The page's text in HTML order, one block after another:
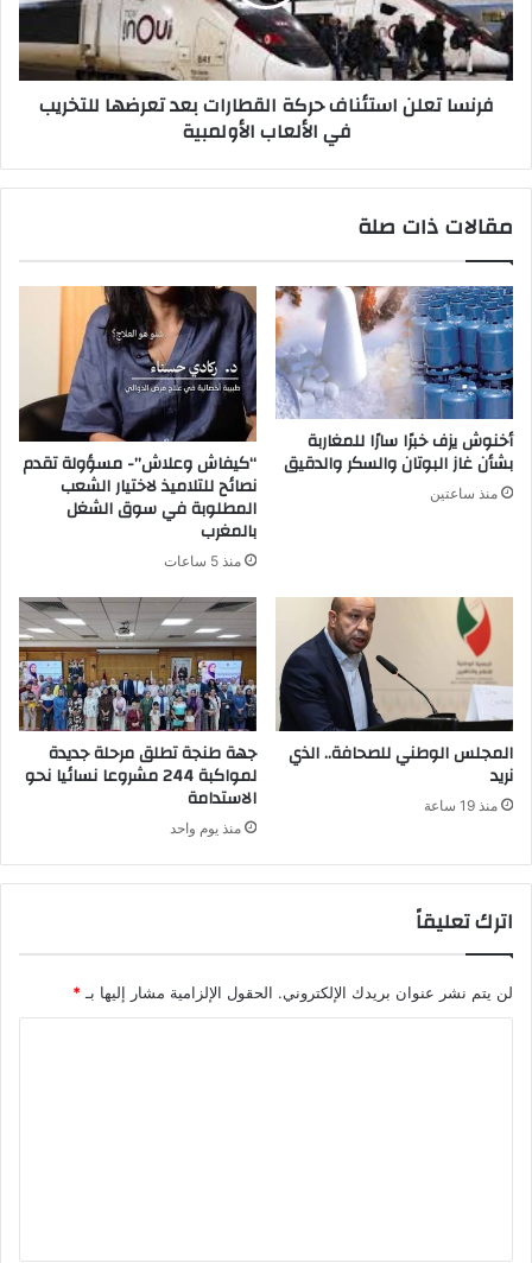
فرنسا تعلن استئناف حركة القطارات بعد تعرضها للتخريب
في الألعاب الأولمبية
مقالات ذات صلة
أخنوش يزف خبرًا سارًا للمغاربة
بشأن غاز البوتان والسكر والدقيق
منذ ساعتين
“كيفاش وعلاش”- مسؤولة تقدم
نصائح للتلاميذ لاختيار الشعب
المطلوبة في سوق الشغل
بالمغرب
منذ 5 ساعات
المجلس الوطني للصحافة.. الذي
نريد
منذ 19 ساعة
جهة طنجة تطلق مرحلة جديدة
لمواكبة 244 مشروعا نسائيا نحو
الاستدامة
منذ يوم واحد
اترك تعليقاً
لن يتم نشر عنوان بريدك الإلكتروني. الحقول الإلزامية مشار إليها بـ *